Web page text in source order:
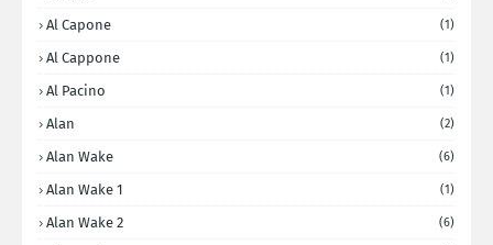
Al Capone (1)
Al Cappone (1)
Al Pacino (1)
Alan (2)
Alan Wake (6)
Alan Wake 1 (1)
Alan Wake 2 (6)